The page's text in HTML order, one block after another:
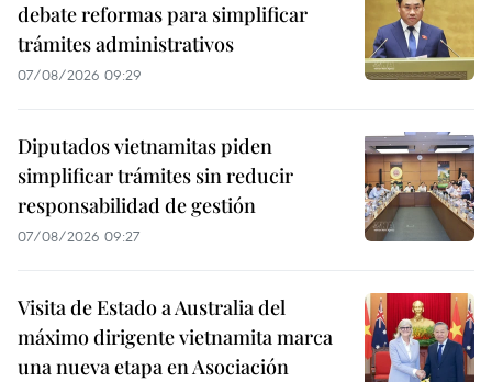
debate reformas para simplificar
trámites administrativos
07/08/2026 09:29
Diputados vietnamitas piden
simplificar trámites sin reducir
responsabilidad de gestión
07/08/2026 09:27
Visita de Estado a Australia del
máximo dirigente vietnamita marca
una nueva etapa en Asociación